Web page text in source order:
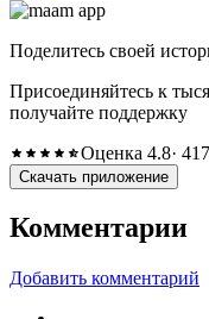
Поделитесь своей
Присоединяйтесь к
получайте поддержку
Оценка 4.8·
Скачать приложение
Комментарии
Добавить комментарий